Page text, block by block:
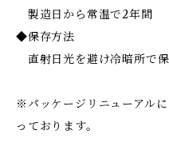
製造日から常温で2年間
◆保存方法
直射日光を避け冷暗所で
※パッケージリニューアル
っております。